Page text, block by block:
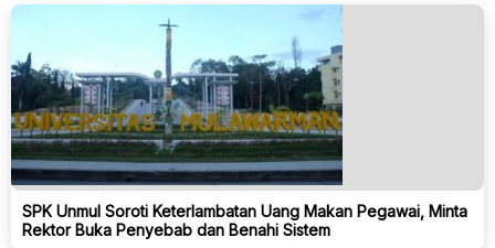
SPK Unmul Soroti Keterlambatan Uang Makan Pegawai, Minta
Rektor Buka Penyebab dan Benahi Sistem